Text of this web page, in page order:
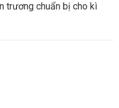
trương chuẩn bị cho kì